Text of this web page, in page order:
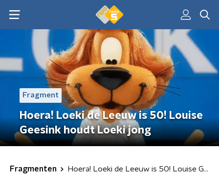
Fragment
Hoera! Loeki de Leeuw is 50! Louise
Geesink houdt Loeki jong
Fragmenten Hoera! Loeki de Leeuw is 50! Louise Geesink houdt Loeki jong